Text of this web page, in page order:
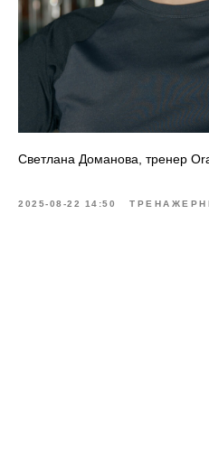
Светлана Доманова, тренер
2025-08-22 14:50